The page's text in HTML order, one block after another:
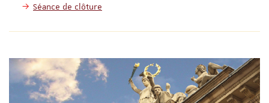
Séance de clôture